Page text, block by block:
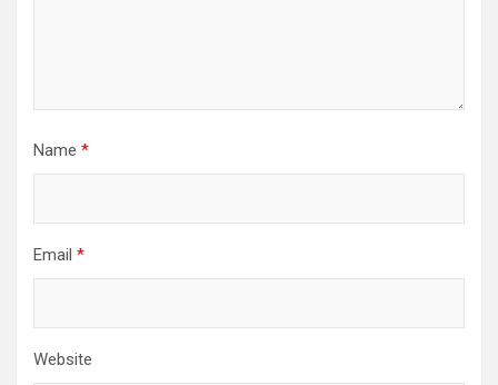
Name *
Email *
Website